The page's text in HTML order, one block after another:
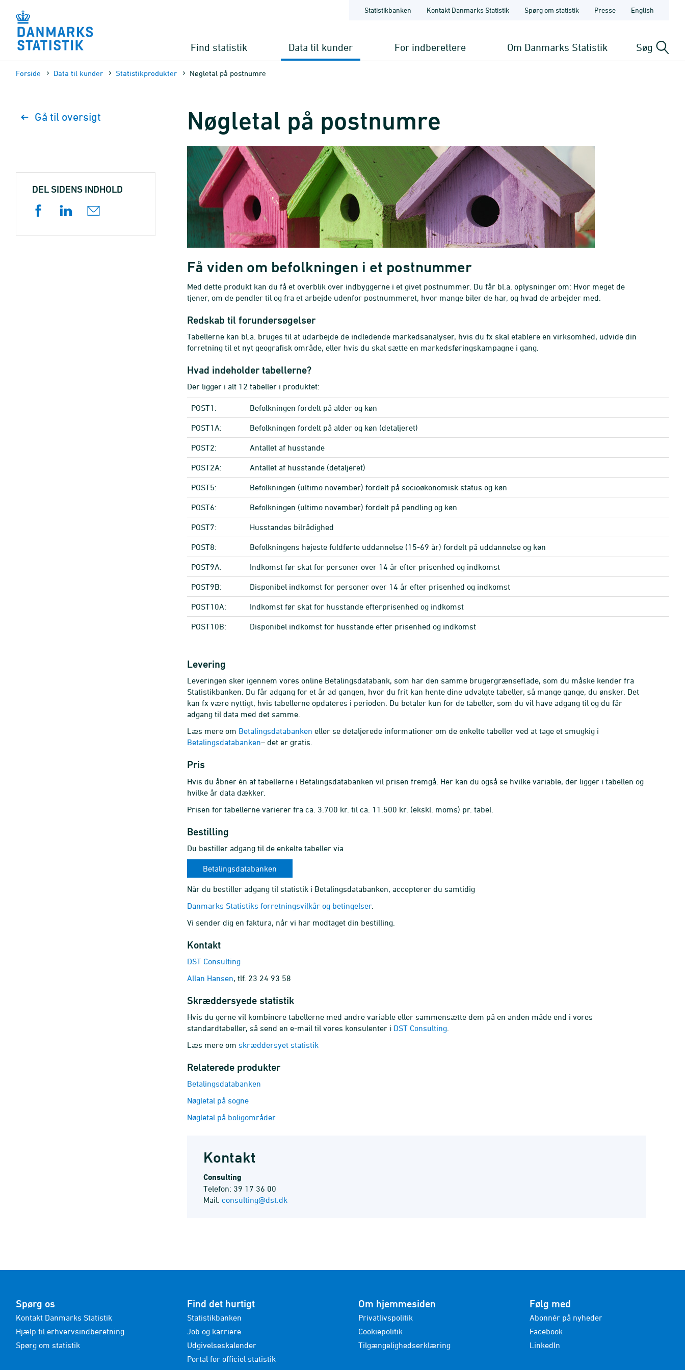
sidens
indhold
Statistikbanken Kontakt Danmarks Statistik Spørg om statistik Presse English
Find statistik Data til kunder For indberettere Om Danmarks Statistik Søg
Forside Data til kunder Statistikprodukter Nøgletal på postnumre
Nøgletal på postnumre
Få viden om befolkningen i et postnummer
Med dette produkt kan du få et overblik over indbyggerne i et givet postnummer. Du får bl.a. oplysninger om: Hvor meget de
tjener, om de pendler til og fra et arbejde udenfor postnummeret, hvor mange biler de har, og hvad de arbejder med.
Redskab til forundersøgelser
Tabellerne kan bl.a. bruges til at udarbejde de indledende markedsanalyser, hvis du fx skal etablere en virksomhed, udvide din
forretning til et nyt geografisk område, eller hvis du skal sætte en markedsføringskampagne i gang.
Hvad indeholder tabellerne?
Der ligger i alt 12 tabeller i produktet:
POST1: Befolkningen fordelt på alder og køn
POST1A: Befolkningen fordelt på alder og køn (detaljeret)
POST2: Antallet af husstande
POST2A: Antallet af husstande (detaljeret)
POST5: Befolkningen (ultimo november) fordelt på socioøkonomisk status og køn
POST6: Befolkningen (ultimo november) fordelt på pendling og køn
POST7: Husstandes bilrådighed
POST8: Befolkningens højeste fuldførte uddannelse (15-69 år) fordelt på uddannelse og køn
POST9A: Indkomst før skat for personer over 14 år efter prisenhed og indkomst
POST9B: Disponibel indkomst for personer over 14 år efter prisenhed og indkomst
POST10A: Indkomst før skat for husstande efterprisenhed og indkomst
POST10B: Disponibel indkomst for husstande efter prisenhed og indkomst
Levering
Leveringen sker igennem vores online Betalingsdatabank, som har den samme brugergrænseflade, som du måske kender fra
Statistikbanken. Du får adgang for et år ad gangen, hvor du frit kan hente dine udvalgte tabeller, så mange gange, du ønsker. Det
kan fx være nyttigt, hvis tabellerne opdateres i perioden. Du betaler kun for de tabeller, som du vil have adgang til og du får
adgang til data med det samme.
Læs mere om Betalingsdatabanken eller se detaljerede informationer om de enkelte tabeller ved at tage et smugkig i
Betalingsdatabanken– det er gratis.
Pris
Hvis du åbner én af tabellerne i Betalingsdatabanken vil prisen fremgå. Her kan du også se hvilke variable, der ligger i tabellen og
hvilke år data dækker.
Prisen for tabellerne varierer fra ca. 3.700 kr. til ca. 11.500 kr. (ekskl. moms) pr. tabel.
Bestilling
Du bestiller adgang til de enkelte tabeller via
Betalingsdatabanken
Når du bestiller adgang til statistik i Betalingsdatabanken, accepterer du samtidig
Danmarks Statistiks forretningsvilkår og betingelser.
Vi sender dig en faktura, når vi har modtaget din bestilling.
Kontakt
DST Consulting
Allan Hansen, tlf. 23 24 93 58
Skræddersyede statistik
Hvis du gerne vil kombinere tabellerne med andre variable eller sammensætte dem på en anden måde end i vores
standardtabeller, så send en e-mail til vores konsulenter i DST Consulting
Læs mere om skræddersyet statistik
Relaterede produkter
Betalingsdatabanken
Nøgletal på sogne
Nøgletal på boligområder
Kontakt
Consulting
Telefon: 39 17 36 00
Mail: consulting@dst.dk
Gå til oversigt
DEL SIDENS INDHOLD
Spørg os
Kontakt Danmarks Statistik
Hjælp til erhvervsindberetning
Spørg om statistik
Find det hurtigt
Statistikbanken
Job og karriere
Udgivelseskalender
Portal for officiel statistik
Om hjemmesiden
Privatlivspolitik
Cookiepolitik
Tilgængelighedserklæring
Følg med
Abonnér på nyheder
Facebook
LinkedIn